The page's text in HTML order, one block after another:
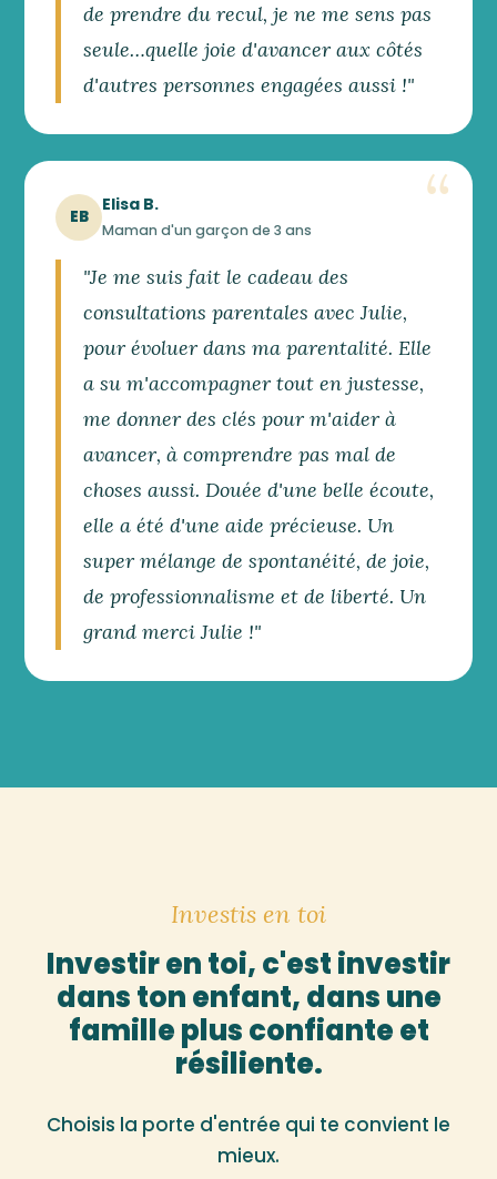
de prendre du recul, je ne me sens pas
seule…quelle joie d'avancer aux côtés
d'autres personnes engagées aussi !"
EB
Elisa B.
Maman d'un garçon de 3 ans
"Je me suis fait le cadeau des
consultations parentales avec Julie,
pour évoluer dans ma parentalité. Elle
a su m'accompagner tout en justesse,
me donner des clés pour m'aider à
avancer, à comprendre pas mal de
choses aussi. Douée d'une belle écoute,
elle a été d'une aide précieuse. Un
super mélange de spontanéité, de joie,
de professionnalisme et de liberté. Un
grand merci Julie !"
Investis en toi
Investir en toi, c'est investir
dans ton enfant, dans une
famille plus confiante et
résiliente.
Choisis la porte d'entrée qui te convient le
mieux.